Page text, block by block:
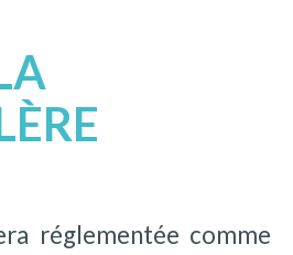
réglementée comme